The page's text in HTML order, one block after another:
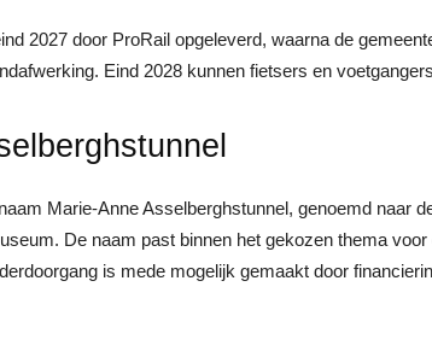
2027 door ProRail opgeleverd, waarna de
Eind 2028 kunnen fietsers en
Marie‑Anne Asselberghstunnel, genoemd naar
De naam past binnen het gekozen thema
is mede mogelijk gemaakt door